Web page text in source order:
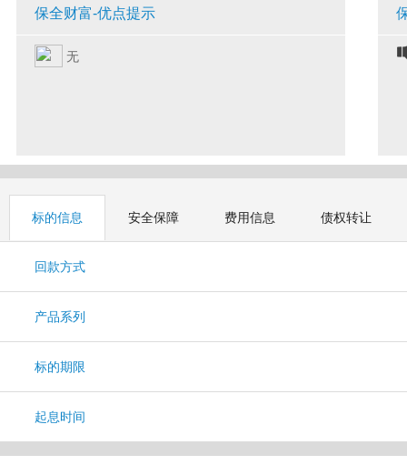
保全财富-优点提示
无
标的信息 安全保障 费用信息 债权转让
回款方式
产品系列
标的期限
起息时间